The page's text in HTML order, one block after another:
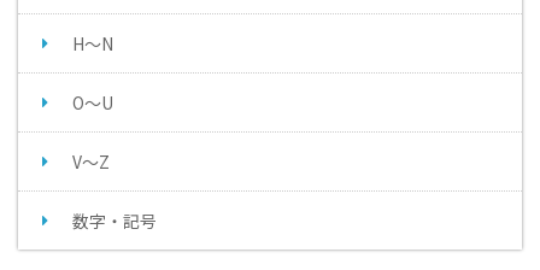
H～N
O～U
V～Z
数字・記号